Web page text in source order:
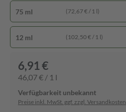
75 ml (72,67 € / 1 l)
12 ml (102,50 € / 1 l)
6,91 €
46,07 € / 1 l
Verfügbarkeit unbekannt
Preise inkl. MwSt. ggf. zzgl. Versandkosten